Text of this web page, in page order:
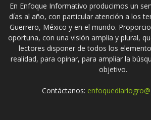
En Enfoque Informativo producimos un
días al año, con particular atención a los
Guerrero, México y en el mundo.
oportuna, con una visión amplia y plural,
lectores disponer de todos los
realidad, para opinar, para ampliar la
objetivo.
Contáctanos: